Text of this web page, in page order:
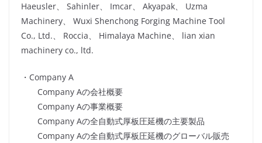
Haeusler、 Sahinler、 Imcar、 Akyapak、 Uzma
Machinery、 Wuxi Shenchong Forging Machine Tool
Co., Ltd.、 Roccia、 Himalaya Machine、 lian xian
machinery co., ltd.
・Company A
Company Aの会社概要
Company Aの事業概要
Company Aの全自動式厚板圧延機の主要製品
Company Aの全自動式厚板圧延機のグローバル販売